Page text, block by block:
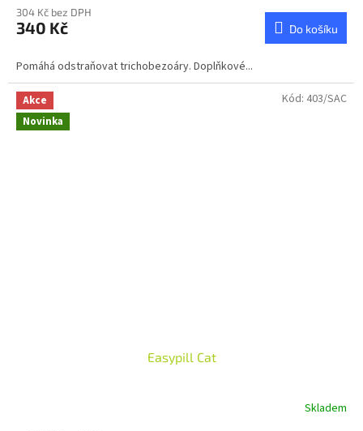
304 Kč bez DPH
340 Kč Do košíku
Pomáhá odstraňovat trichobezoáry. Doplňkové...
Akce
Novinka
Easypill Cat
Skladem
Kód: 403/SAC